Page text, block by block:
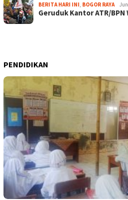
BERITA HARI INI, BOGOR RAYA
Geruduk Kantor ATR/
PENDIDIKAN